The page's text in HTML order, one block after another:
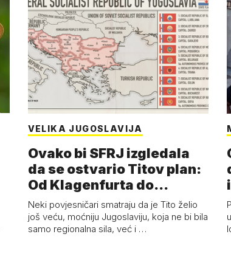
VELIKA JUGOSLAVIJA
Ovako bi SFRJ izgledala
da se ostvario Titov plan:
Od Klagenfurta do
Istanbula!
Neki povjesničari smatraju da je Tito želio
još veću, moćniju Jugoslaviju, koja ne bi bila
samo regionalna sila, već i …